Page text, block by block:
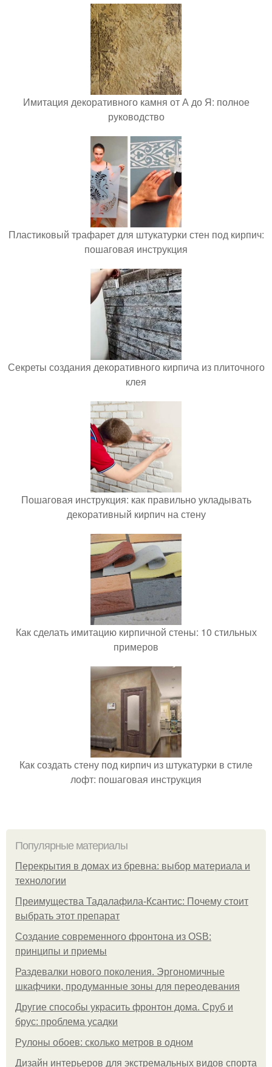
Имитация декоративного камня от А до Я: полное
руководство
Пластиковый трафарет для штукатурки стен под кирпич:
пошаговая инструкция
Секреты создания декоративного кирпича из плиточного
клея
Пошаговая инструкция: как правильно укладывать
декоративный кирпич на стену
Как сделать имитацию кирпичной стены: 10 стильных
примеров
Как создать стену под кирпич из штукатурки в стиле
лофт: пошаговая инструкция
Популярные материалы
Перекрытия в домах из бревна: выбор материала и
технологии
Преимущества Тадалафила-Ксантис: Почему стоит
выбрать этот препарат
Создание современного фронтона из OSB:
принципы и приемы
Раздевалки нового поколения. Эргономичные
шкафчики, продуманные зоны для переодевания
Другие способы украсить фронтон дома. Сруб и
брус: проблема усадки
Рулоны обоев: сколько метров в одном
Дизайн интерьеров для экстремальных видов спорта